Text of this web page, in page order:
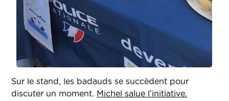
Sur le stand, les badauds se succèdent pour
discuter un moment. Michel salue l’initiative.